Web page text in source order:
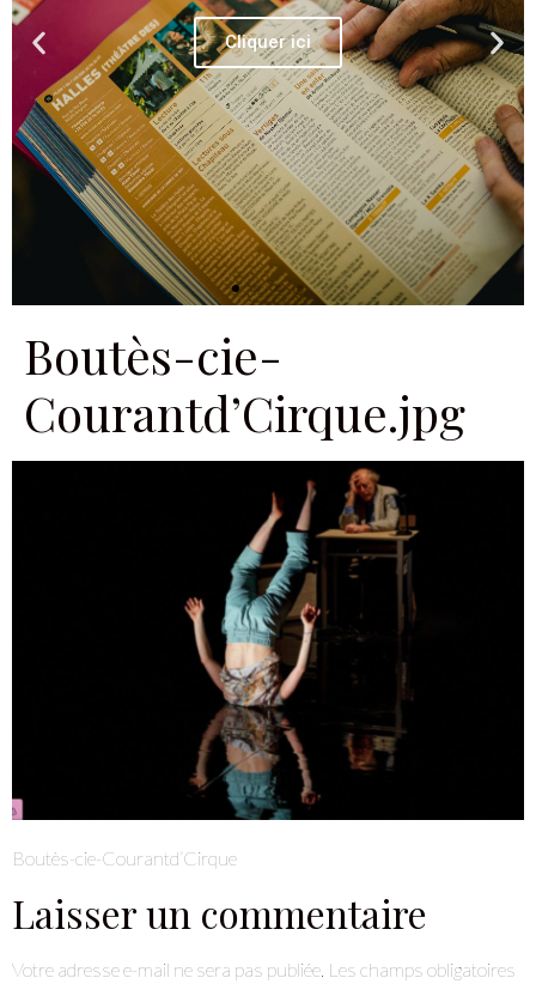
Cliquer ici
Boutès-cie-
Courantd’Cirque.jpg
Boutès-cie-Courantd’Cirque
Laisser un commentaire
Votre adresse e-mail ne sera pas publiée. Les champs obligatoires